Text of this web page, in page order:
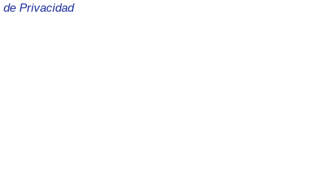
de Privacidad
Calificación del Índice de Criminalidad